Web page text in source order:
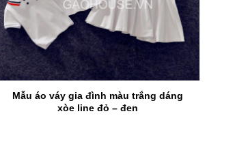
Mẫu áo váy gia đình màu trắng dáng
xòe line đỏ – đen